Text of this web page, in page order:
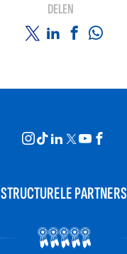
DELEN
STRUCTURELE PARTNERS